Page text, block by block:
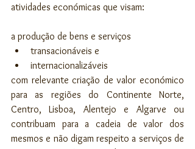
atividades económicas que visam:
a produção de bens e serviços
transacionáveis e
internacionalizáveis
com relevante criação de valor económico
para as regiões do Continente Norte,
Centro, Lisboa, Alentejo e Algarve ou
contribuam para a cadeia de valor dos
mesmos e não digam respeito a serviços de